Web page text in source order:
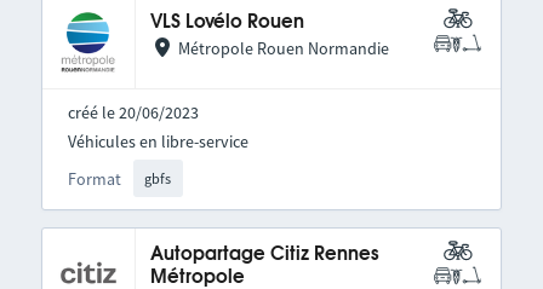
VLS Lovélo Rouen
Métropole Rouen Normandie
créé le 20/06/2023
Format gbfs
Véhicules en libre-service
Autopartage Citiz Rennes
Métropole